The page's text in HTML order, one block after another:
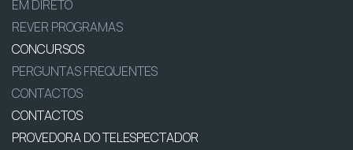
EM DIRETO
REVER PROGRAMAS
CONCURSOS
PERGUNTAS FREQUENTES
CONTACTOS
CONTACTOS
PROVEDORA DO TELESPECTADOR